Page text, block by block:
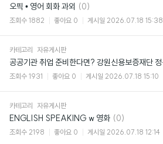
오픽 • 영어 회화 과외 댓
(0)
조회수 1882 좋아요 0 게시일 2026.07.18 15:38
카테고리 자유게시판
조회수 1931 좋아요 0 게시일 2026.07.18 15:10
카테고리 자유게시판
ENGLISH SPEAKING w 영화 댓
글
(0)
조회수 2198 좋아요 0 게시일 2026.07.18 12:14